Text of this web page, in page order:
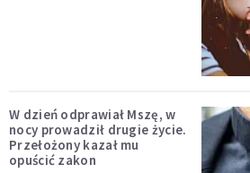
W dzień odprawiał Mszę, w
nocy prowadził drugie życie.
Przełożony kazał mu
opuścić zakon